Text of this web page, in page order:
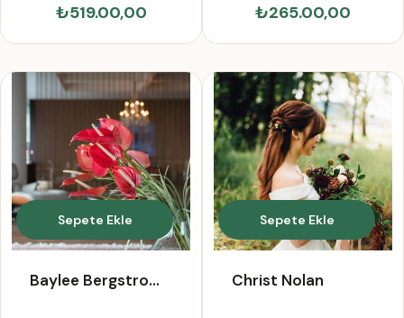
₺519.00,00 ₺265.00,00
Sepete Ekle
Baylee Bergstrom
Sepete Ekle
Christ Nolan